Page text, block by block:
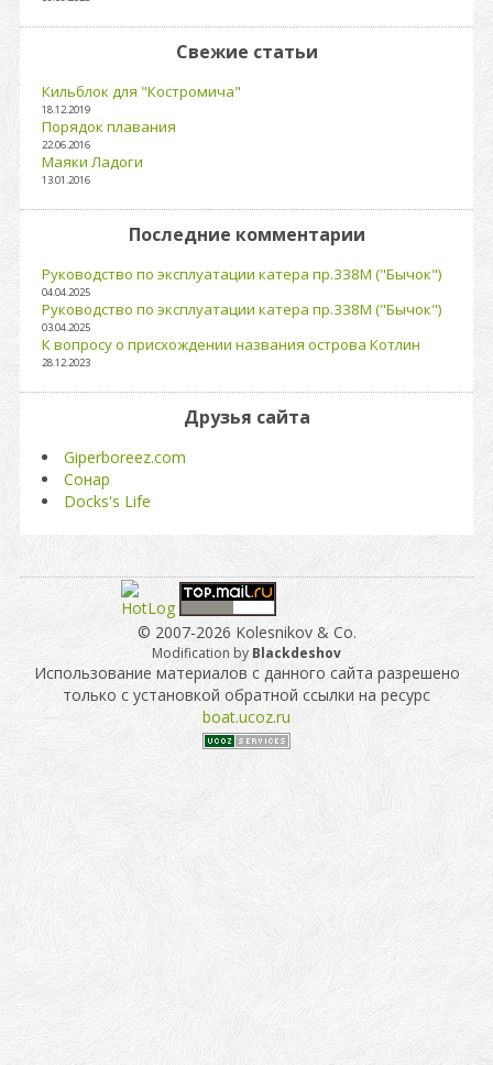
Свежие статьи
Кильблок для "Костромича"
18.12.2019
Порядок плавания
22.06.2016
Маяки Ладоги
13.01.2016
Последние комментарии
Руководство по эксплуатации катера пр.338М ("Бычок")
04.04.2025
Руководство по эксплуатации катера пр.338М ("Бычок")
03.04.2025
К вопросу о присхождении названия острова Котлин
28.12.2023
Друзья сайта
Giperboreez.com
Сонар
Docks's Life
© 2007-2026 Kolesnikov & Co.
Modification by Blackdeshov
Использование материалов с данного сайта разрешено
только с установкой обратной ссылки на ресурс
boat.ucoz.ru